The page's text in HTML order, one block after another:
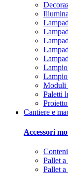
Moduli
Paletti
Cantiere e
Accessori
Pallet a
Pallet a